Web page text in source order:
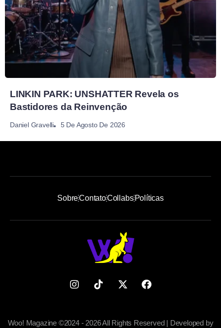
LINKIN PARK: UNSHATTER Revela os
Bastidores da Reinvenção
Daniel Gravelli 5 De Agosto De 2026
SobreContatoCollabsPolíticas
Woo! Magazine ©2024 - 2026 All Rights Reserved | Developed by